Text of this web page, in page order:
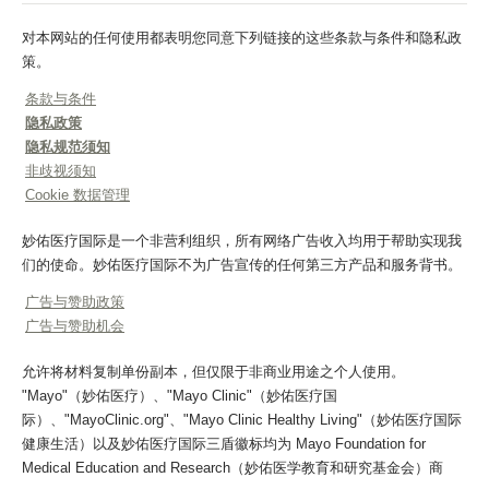
对本网站的任何使用都表明您同意下列链接的这些条款与条件和隐私政
策。
条款与条件
隐私政策
隐私规范须知
非歧视须知
Cookie 数据管理
妙佑医疗国际是一个非营利组织，所有网络广告收入均用于帮助实现我
们的使命。妙佑医疗国际不为广告宣传的任何第三方产品和服务背书。
广告与赞助政策
广告与赞助机会
允许将材料复制单份副本，但仅限于非商业用途之个人使用。
"Mayo"（妙佑医疗）、"Mayo Clinic"（妙佑医疗国
际）、"MayoClinic.org"、"Mayo Clinic Healthy Living"（妙佑医疗国际
健康生活）以及妙佑医疗国际三盾徽标均为 Mayo Foundation for
Medical Education and Research（妙佑医学教育和研究基金会）商